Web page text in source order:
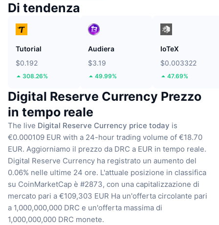
Di tendenza
Tutorial
$0.192
308.26%
Audiera
$3.19
49.99%
IoTeX
$0.003322
47.69%
Digital Reserve Currency Prezzo
in tempo reale
The live Digital Reserve Currency price today is
€0.000109 EUR with a 24-hour trading volume of €18.70
EUR. Aggiorniamo il prezzo da DRC a EUR in tempo reale.
Digital Reserve Currency ha registrato un aumento del
0.06% nelle ultime 24 ore. L'attuale posizione in classifica
su CoinMarketCap è #2873, con una capitalizzazione di
mercato pari a €109,303 EUR Ha un'offerta circolante pari
a 1,000,000,000 DRC e un'offerta massima di
1,000,000,000 DRC monete.